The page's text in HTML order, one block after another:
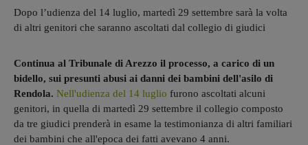
Dopo l’udienza del 14 luglio, martedì 29 settembre sarà la volta
di altri genitori che saranno ascoltati dal collegio di giudici
Continua al Tribunale di Arezzo il processo, a carico di un
bidello, sui presunti abusi ai danni dei bambini dell'asilo di
Rendola. Nell'udienza del 14 luglio furono ascoltati alcuni
genitori, in quella di martedì 29 settembre il collegio composto
da tre giudici prenderà in esame la testimonianza di altri familiari
dei bambini che all'epoca dei fatti avevano 4 anni.